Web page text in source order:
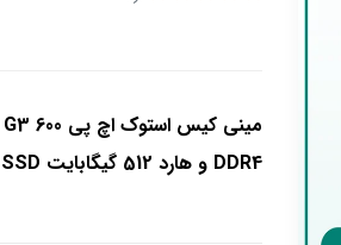
DDR4 و هارد 512 گیگابایت SSD کاملا سالم و تست شده با مهلت تست و تعویض 10 روزه